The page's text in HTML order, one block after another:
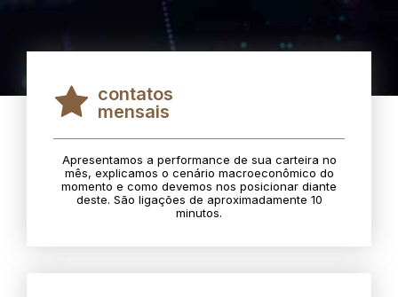
contatos
mensais
Apresentamos a performance de sua carteira no
mês, explicamos o cenário macroeconômico do
momento e como devemos nos posicionar diante
deste. São ligações de aproximadamente 10
minutos.